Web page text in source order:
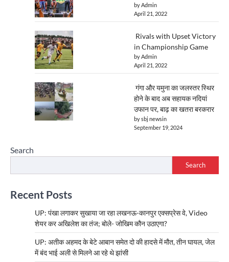
by Admin
April 21, 2022
Rivals with Upset Victory
in Championship Game
by Admin
April 21, 2022
गंगा और यमुना का जलस्तर स्थिर
होने के बाद अब सहायक नदियां
उफान पर, बाढ़ का खतरा बरकरार
by sbj newsin
September 19, 2024
Search
Search
Recent Posts
UP: पंखा लगाकर सुखाया जा रहा लखनऊ-कानपुर एक्सप्रेस वे, Video
शेयर कर अखिलेश का तंज; बोले- जोखिम कौन उठाएगा?
UP: अतीक अहमद के बेटे आबान समेत दो की हादसे में मौत, तीन घायल, जेल
में बंद भाई अली से मिलने आ रहे थे झांसी